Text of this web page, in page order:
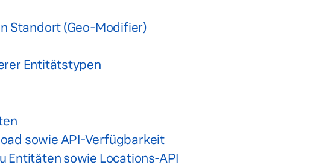
Standort (Geo-Modifier)
Entitätstypen
sowie API-Verfügbarkeit
Entitäten sowie Locations-API